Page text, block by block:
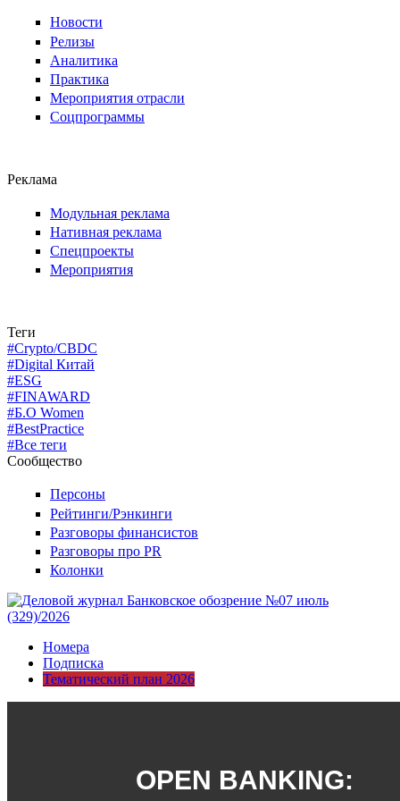
Новости
Релизы
Аналитика
Практика
Мероприятия отрасли
Соцпрограммы
Реклама
Модульная реклама
Нативная реклама
Спецпроекты
Мероприятия
Теги
#Crypto/CBDC
#Digital Китай
#ESG
#FINAWARD
#Б.О Women
#BestPractice
#Все теги
Сообщество
Персоны
Рейтинги/Рэнкинги
Разговоры финансистов
Разговоры про PR
Колонки
Номера
Подписка
Тематический план 2026
OPEN BANKING: